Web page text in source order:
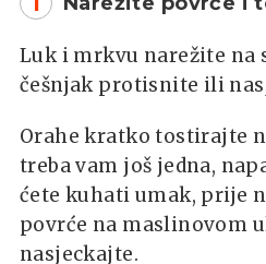
Luk i mrkvu narežite na
češnjak protisnite ili
Orahe kratko tostirajte
treba vam još jedna,
ćete kuhati umak, prije
povrće na maslinovom
nasjeckajte.